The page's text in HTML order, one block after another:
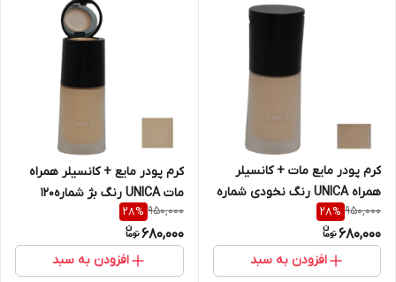
کرم پودر مایع مات + کانسیلر
همراه UNICA رنگ نخودی شماره
110
950,000
28%
680,000
افزودن به سبد
کرم پودر مایع + کانسیلر همراه
مات UNICA رنگ بژ شماره120
950,000
28%
680,000
افزودن به سبد